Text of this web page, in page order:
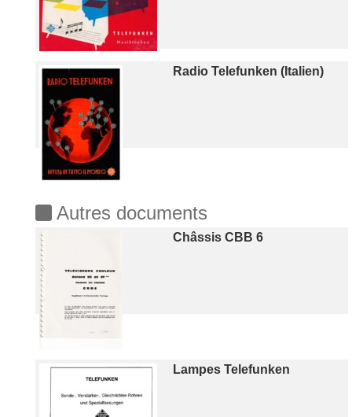
Radio Telefunken (Italien)
Autres documents
Châssis CBB 6
Lampes Telefunken